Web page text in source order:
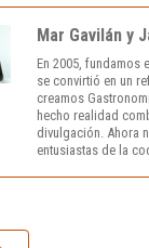
Mar Gavilán y
En 2005,
se convirtió en un
creamos
hecho realidad
divulgación. Ahora
entusiastas de la